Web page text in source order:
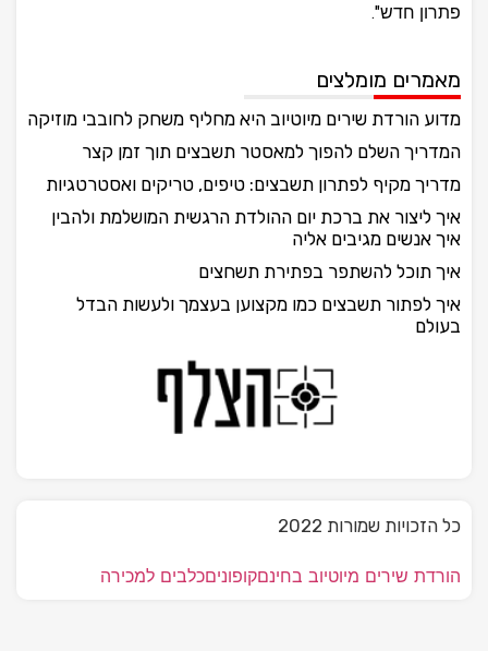
פתרון חדש".
מאמרים מומלצים
מדוע הורדת שירים מיוטיוב היא מחליף משחק לחובבי מוזיקה
המדריך השלם להפוך למאסטר תשבצים תוך זמן קצר
מדריך מקיף לפתרון תשבצים: טיפים, טריקים ואסטרטגיות
איך ליצור את ברכת יום ההולדת הרגשית המושלמת ולהבין
איך אנשים מגיבים אליה
איך תוכל להשתפר בפתירת תשחצים
איך לפתור תשבצים כמו מקצוען בעצמך ולעשות הבדל
בעולם
כל הזכויות שמורות 2022
הורדת שירים מיוטיוב בחינםקופוניםכלבים למכירה